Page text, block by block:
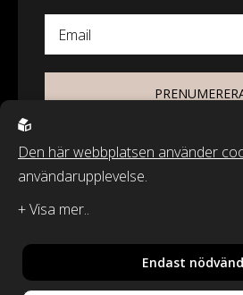
Email
Wasa Ecotextil
Sphinxly,Powered by
Den här webbplatsen använder
användarupplevelse.
Endast